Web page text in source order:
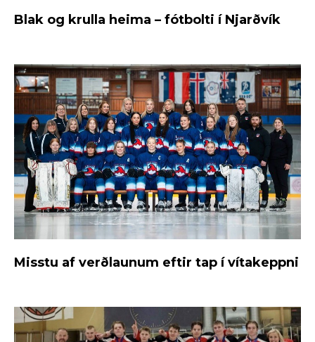
Blak og krulla heima – fótbolti í Njarðvík
Misstu af verðlaunum eftir tap í vítakeppni